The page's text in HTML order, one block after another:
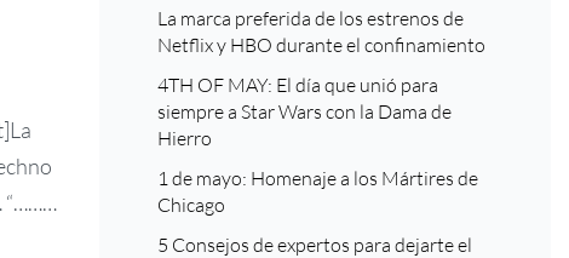
“………
La marca preferida de los estrenos de
Netflix y HBO durante el confinamiento
4TH OF MAY: El día que unió para
siempre a Star Wars con la Dama de
Hierro
1 de mayo: Homenaje a los Mártires de
Chicago
5 Consejos de expertos para dejarte el